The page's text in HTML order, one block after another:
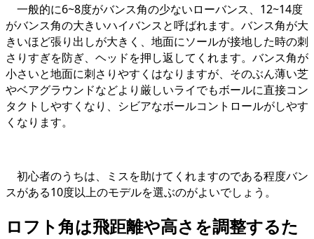
一般的に6~8度がバンス角の少ないローバンス、12~14度
がバンス角の大きいハイバンスと呼ばれます。バンス角が大
きいほど張り出しが大きく、地面にソールが接地した時の刺
さりすぎを防ぎ、ヘッドを押し返してくれます。バンス角が
小さいと地面に刺さりやすくはなりますが、そのぶん薄い芝
やベアグラウンドなどより厳しいライでもボールに直接コン
タクトしやすくなり、シビアなボールコントロールがしやす
くなります。
初心者のうちは、ミスを助けてくれますのである程度バン
スがある10度以上のモデルを選ぶのがよいでしょう。
ロフト角は飛距離や高さを調整するた